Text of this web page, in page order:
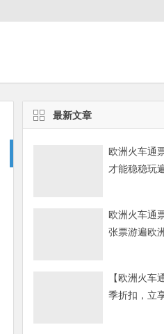
最新文章
欧洲火车通
才能稳稳玩
欧洲火车通
张票游遍欧
【欧洲火车
季折扣，立